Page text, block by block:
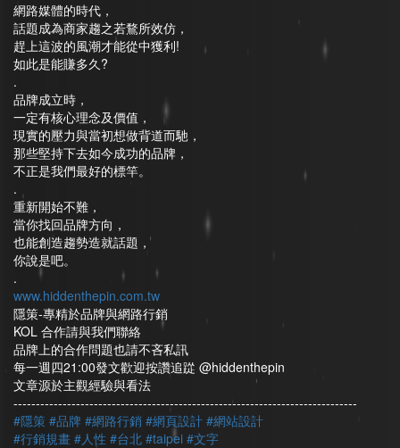
網路媒體的時代，
話題成為商家趨之若鶩所效仿，
趕上這波的風潮才能從中獲利!
如此是能賺多久?
.
品牌成立時，
一定有核心理念及價值，
現實的壓力與當初想做背道而馳，
那些堅持下去如今成功的品牌，
不正是我們最好的標竿。
.
重新開始不難，
當你找回品牌方向，
也能創造趨勢造就話題，
你說是吧。
.
www.hiddenthepin.com.tw
隱策-專精於品牌與網路行銷
KOL 合作請與我們聯絡
品牌上的合作問題也請不吝私訊
每一週四21:00發文歡迎按讚追踨 @hiddenthepin
文章源於主觀經驗與看法
-----------------------------------------------------------------------------
#隱策 #品牌 #網路行銷 #網頁設計 #網站設計
#行銷規畫 #人性 #台北 #taipei #文字